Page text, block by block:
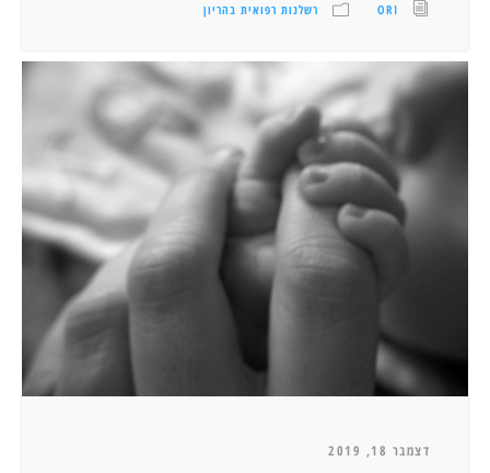
ORI רשלנות רפואית בהריון
דצמבר 18, 2019